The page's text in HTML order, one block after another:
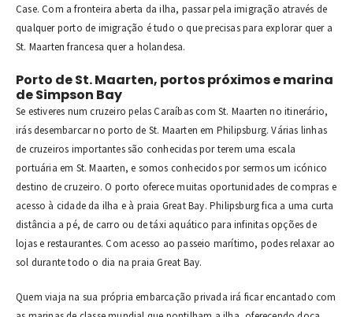
Case. Com a fronteira aberta da ilha, passar pela imigração através de
qualquer porto de imigração é tudo o que precisas para explorar quer a
St. Maarten francesa quer a holandesa.
Porto de St. Maarten, portos próximos e marina
de Simpson Bay
Se estiveres num cruzeiro pelas Caraíbas com St. Maarten no itinerário,
irás desembarcar no porto de St. Maarten em Philipsburg. Várias linhas
de cruzeiros importantes são conhecidas por terem uma escala
portuária em St. Maarten, e somos conhecidos por sermos um icónico
destino de cruzeiro. O porto oferece muitas oportunidades de compras e
acesso à cidade da ilha e à praia Great Bay. Philipsburg fica a uma curta
distância a pé, de carro ou de táxi aquático para infinitas opções de
lojas e restaurantes. Com acesso ao passeio marítimo, podes relaxar ao
sol durante todo o dia na praia Great Bay.
Quem viaja na sua própria embarcação privada irá ficar encantado com